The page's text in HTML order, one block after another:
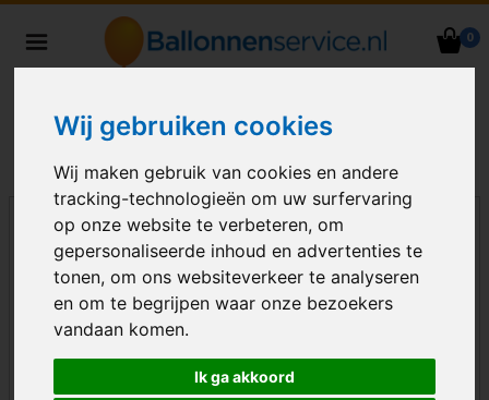
Wij gebruiken cookies
Wij maken gebruik van cookies en andere
tracking-technologieën om uw surfervaring
op onze website te verbeteren, om
gepersonaliseerde inhoud en advertenties te
tonen, om ons websiteverkeer te analyseren
en om te begrijpen waar onze bezoekers
vandaan komen.
Ik ga akkoord
0
Nederland